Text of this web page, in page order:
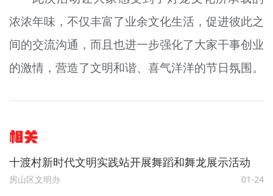
浓浓年味，不仅丰富了业余文化生活，促进彼此之
间的交流沟通，而且也进一步强化了大家干事创业
的激情，营造了文明和谐、喜气洋洋的节日氛围。
相关
十渡村新时代文明实践站开展舞蹈和舞龙展示活动
房山区文明办 01-24